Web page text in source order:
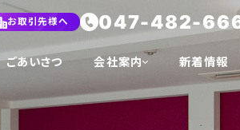
お取引先様へ 047-482-
ごあいさつ 会社案内 新着情報